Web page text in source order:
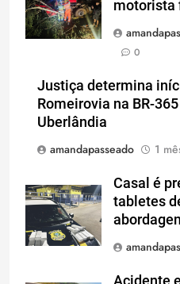
motorista
0
Justiça determina
Romeirovia na BR-
Uberlândia
amandapasseado
1
Casal é
tabletes
Acidente